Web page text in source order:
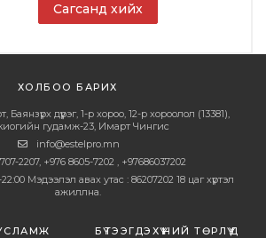
Сагсанд хийх
ХОЛБОО БАРИХ
Баянзүрх дүүрэг, 1-р хороо, 12-р хороолол (13381),
гудамж-23, Имарт Чингис
info@estelpro.mn
2207, +976 8605-7202 , +97686037202
Мэдээлэл авах утас : 86207202 18 цаг хүртэл
ажиллна.
БҮТЭЭГДЭХҮҮНИЙ ТӨРЛҮҮД